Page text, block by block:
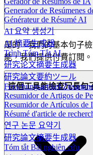
Generador de Resúmenes
Générateur de Résumé AI
AI 요약 생성기
AI 摘要生成器
Trình Tóm Tắt AI
研究论文摘要生成器
研究論文要約ツール
Forschungsartikel-
Resumidor de Artigos de
Resumidor de Artículos de
Résumé d'article de
연구 논문 요약기
研究論文摘要生成器
Tóm tắt Bài nghiên cứu
是的，我們的基本句子
能，我們提供付費訂閱。
這個工具能檢查冗長句